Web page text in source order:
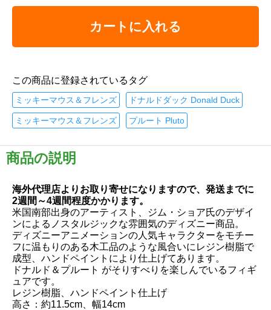
カートに入れる
この商品に登録されているタグ
ミッキーマウス＆フレンズ ドナルドダック Donald Duck
ミッキーマウス＆フレンズ プルート Pluto
商品の説明
海外代理店よりお取り寄せになりますので、発送までに
2週間～4週間程度かかります。
米国南部出身のアーティスト、ジム・ショア氏のデザイ
ンによるノスタルジックな雰囲気のディズニー商品。
ディズニーアニメーションの人気キャラクターをモチー
フに温もりのある木工品のような風合いにレジン樹脂で
成型、ハンドペイントにより仕上げてあります。
ドナルド＆プルート がそりすべりを楽しんでいるフィギ
ュアです。
レジン樹脂、ハンドペイント仕上げ
高さ：約11.5cm、幅14cm